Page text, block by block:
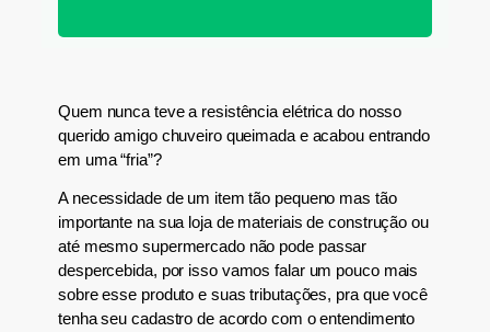
Quem nunca teve a resistência elétrica do nosso
querido amigo chuveiro queimada e acabou entrando
em uma “fria”?
A necessidade de um item tão pequeno mas tão
importante na sua loja de materiais de construção ou
até mesmo supermercado não pode passar
despercebida, por isso vamosfalar um pouco mais
sobre esse produto e suas tributações, pra que você
tenha seu cadastro de acordo com o entendimento